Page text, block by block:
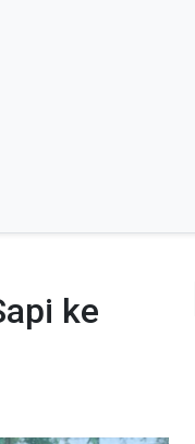
ke